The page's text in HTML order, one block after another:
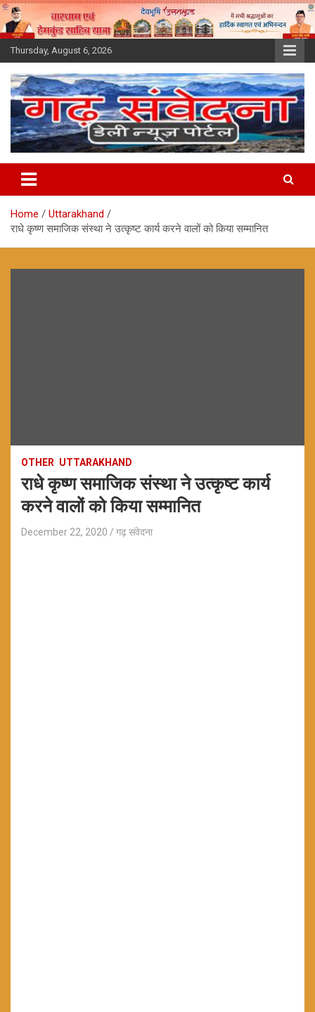
Skip
to
content
Thursday, August 6, 2026
Home
Uttarakhand
राधे कृष्ण समाजिक संस्था ने उत्कृष्ट कार्य करने वालों को किया सम्मानित
OTHER UTTARAKHAND
राधे कृष्ण समाजिक संस्था ने उत्कृष्ट कार्य
करने वालों को किया सम्मानित
December 22, 2020 गढ़ संवेदना